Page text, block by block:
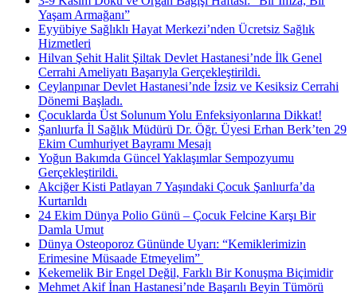
Yaşam Armağanı”
Eyyübiye Sağlıklı Hayat Merkezi’nden Ücretsiz Sağlık
Hizmetleri
Hilvan Şehit Halit Şiltak Devlet Hastanesi’nde İlk Genel
Cerrahi Ameliyatı Başarıyla Gerçekleştirildi.
Ceylanpınar Devlet Hastanesi’nde İzsiz ve Kesiksiz Cerrahi
Dönemi Başladı.
Çocuklarda Üst Solunum Yolu Enfeksiyonlarına Dikkat!
Şanlıurfa İl Sağlık Müdürü Dr. Öğr. Üyesi Erhan Berk’ten 29
Ekim Cumhuriyet Bayramı Mesajı
Yoğun Bakımda Güncel Yaklaşımlar Sempozyumu
Gerçekleştirildi.
Akciğer Kisti Patlayan 7 Yaşındaki Çocuk Şanlıurfa’da
Kurtarıldı
24 Ekim Dünya Polio Günü – Çocuk Felcine Karşı Bir
Damla Umut
Dünya Osteoporoz Gününde Uyarı: “Kemiklerimizin
Erimesine Müsaade Etmeyelim” ​
Kekemelik Bir Engel Değil, Farklı Bir Konuşma Biçimidir
Mehmet Akif İnan Hastanesi’nde Başarılı Beyin Tümörü